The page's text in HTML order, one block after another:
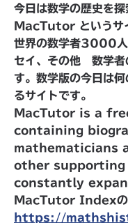
今日は数学の歴史を探
MacTutor というサ
世界の数学者3000
セイ、その他 数学者
す。数学版の今日は
るサイトです。
MacTutor is a
containing
mathematicians
other supporting
constantly
MacTutor Indexのペ
https://